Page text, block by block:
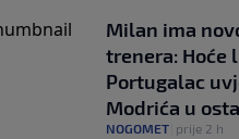
Milan ima
trenera: Hoće
Portugalac
Modrića u
NOGOMET prije 2 h